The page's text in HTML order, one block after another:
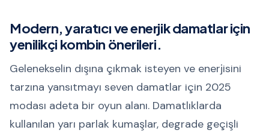
Modern, yaratıcı ve enerjik damatlar için
yenilikçi kombin önerileri.
Gelenekselin dışına çıkmak isteyen ve enerjisini
tarzına yansıtmayı seven damatlar için 2025
modası adeta bir oyun alanı. Damatlıklarda
kullanılan yarı parlak kumaşlar, degrade geçişli